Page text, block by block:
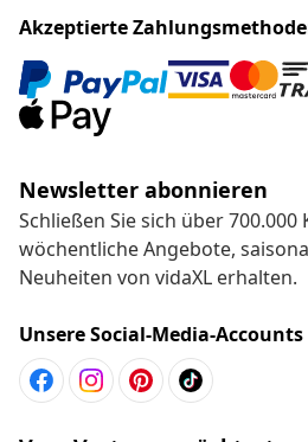
Akzeptierte
Newsletter abonnieren
Schließen Sie sich über 700.000
wöchentliche Angebote,
Neuheiten von vidaXL erhalten.
Unsere Social-Media-Accounts